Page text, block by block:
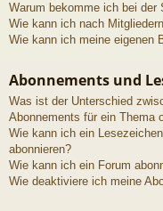
Warum bekomme ich bei der
Wie kann ich nach
Wie kann ich meine eigenen
Abonnements und
Was ist der Unterschied
Abonnements für ein Thema
Wie kann ich ein
abonnieren?
Wie kann ich ein Forum
Wie deaktiviere ich meine